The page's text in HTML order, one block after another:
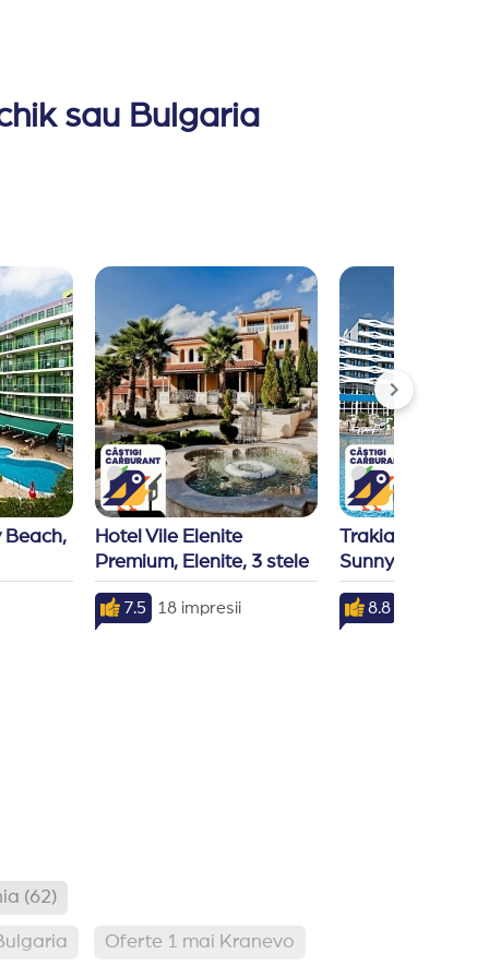
sau Bulgaria
Beach,
Hotel Vile Elenite
Premium, Elenite, 3 stele
7.5 18 impresii
Trakia Plaza
Sunny Beach, 3
8.8
(62)
Oferte 1 mai Kranevo